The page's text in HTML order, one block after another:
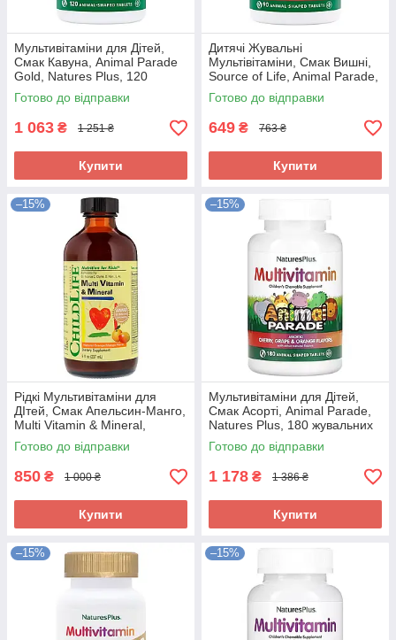
Мультивітаміни для Дітей,
Смак Кавуна, Animal Parade
Gold, Natures Plus, 120
жувальних таблеток
Готово до відправки
1 063 ₴ 1 251 ₴
Купити
Дитячі Жувальні
Мультівітаміни, Смак Вишні,
Source of Life, Animal Parade,
Natures Plus, 90 жувальних
таблеток
Готово до відправки
649 ₴ 763 ₴
Купити
–15%
Рідкі Мультивітаміни для
ДІтей, Смак Апельсин-Манго,
Multi Vitamin & Mineral,
ChildLife, 237 мл
Готово до відправки
850 ₴ 1 000 ₴
Купити
–15%
Мультивітаміни для Дітей,
Смак Асорті, Animal Parade,
Natures Plus, 180 жувальних
таблеток
Готово до відправки
1 178 ₴ 1 386 ₴
Купити
–15% –15%